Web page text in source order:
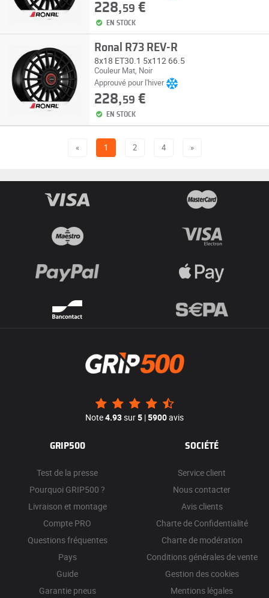
228,59 €
EN STOCK
Ronal R73 REV-R
8x18 ET30.1 5x112 66.5
Couleur Mat, Noir
Approuvé pour l'hiver
228,59 €
EN STOCK
« 1 2 4 »
Note4.93sur5 |5900avis
GRIP500
Test de la presse
Pourquoi GRIP500 ?
Livraison et montage
Compte PRO
Questions fréquentes
Pays
Guide
Garantie pneus
SOCIÉTÉ
Service client
Nous contacter
Avis clients
Charte de Confidentialité
Charte de modération
Conditions générales de vente
Gestion des cookies
Mentions légales